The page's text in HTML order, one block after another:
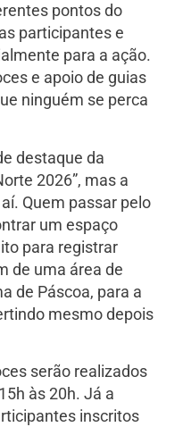
pontos do
participantes e
para a ação.
e apoio de guias
ninguém se perca
destaque da
2026”, mas a
Quem passar pelo
um espaço
para registrar
de uma área de
de Páscoa, para a
mesmo depois
serão realizados
às 20h. Já a
inscritos